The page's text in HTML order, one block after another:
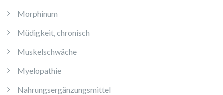
Morphinum
Müdigkeit, chronisch
Muskelschwäche
Myelopathie
Nahrungsergänzungsmittel